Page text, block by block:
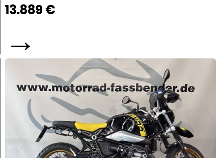
13.889 €
→